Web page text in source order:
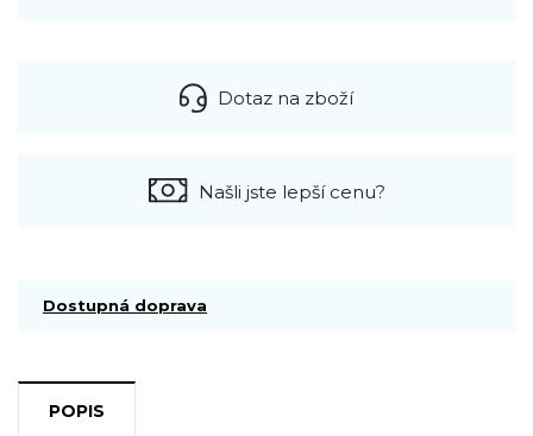
Dotaz na zboží
Našli jste lepší cenu?
Dostupná doprava
POPIS